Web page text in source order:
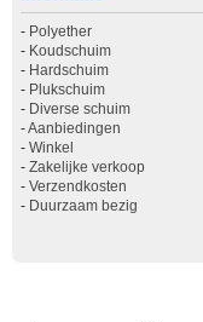
- Polyether
- Koudschuim
- Hardschuim
- Plukschuim
- Diverse schuim
-Aanbiedingen
- Winkel
- Zakelijke verkoop
- Verzendkosten
- Duurzaam bezig